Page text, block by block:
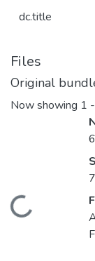
dc.title
Files
Original
Now showing 1
Loading...